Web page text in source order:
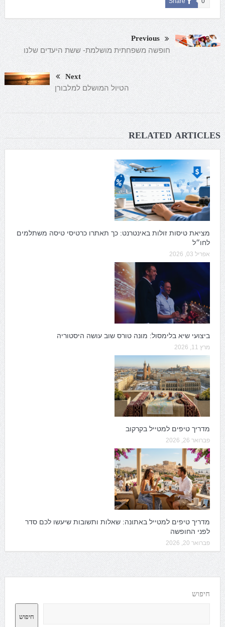
Previous
חופשה משפחתית מושלמת- ששת היעדים שלנו
Next
הטיול המושלם למלבורן
RELATED ARTICLES
מציאת טיסות זולות באינטרנט: כך תאתרו כרטיסי טיסה משתלמים
לחו״ל
אפריל 03, 2026
ביצועי שיא בלימסול: מונה טורס שוב עושה היסטוריה
מרץ 11, 2026
מדריך טיפים למטייל בקרקוב
פברואר 26, 2026
מדריך טיפים למטייל באתונה: שאלות ותשובות שיעשו לכם סדר
לפני החופשה
פברואר 20, 2026
חיפוש
חיפוש